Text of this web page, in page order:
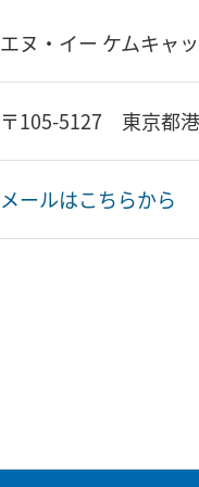
エヌ・イー ケムキ
〒105-5127 東京都
メールはこちらから